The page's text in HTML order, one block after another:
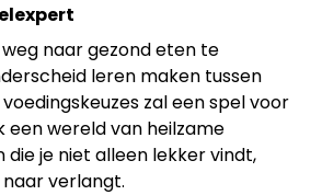
naar gezond eten te
leren maken tussen
zal een spel voor
een wereld van heilzame
die je niet alleen lekker vindt,
verlangt.